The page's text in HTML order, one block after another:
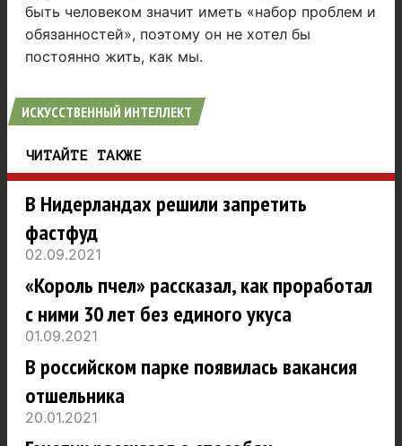
быть человеком значит иметь «набор проблем и
обязанностей», поэтому он не хотел бы
постоянно жить, как мы.
ИСКУССТВЕННЫЙ ИНТЕЛЛЕКТ
ЧИТАЙТЕ ТАКЖЕ
В Нидерландах решили запретить
фастфуд
02.09.2021
«Король пчел» рассказал, как проработал
с ними 30 лет без единого укуса
01.09.2021
В российском парке появилась вакансия
отшельника
20.01.2021